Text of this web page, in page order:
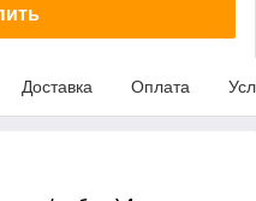
Доставка Оплата